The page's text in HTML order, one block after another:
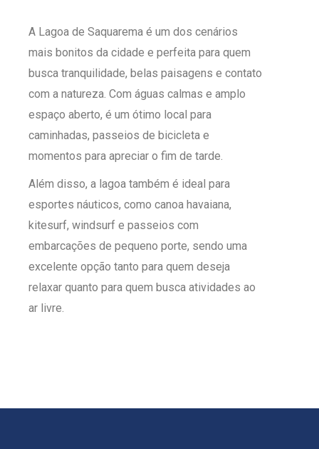
A Lagoa de Saquarema é um dos cenários
mais bonitos da cidade e perfeita para quem
busca tranquilidade, belas paisagens e contato
com a natureza. Com águas calmas e amplo
espaço aberto, é um ótimo local para
caminhadas, passeios de bicicleta e
momentos para apreciar o fim de tarde.
Além disso, a lagoa também é ideal para
esportes náuticos, como canoa havaiana,
kitesurf, windsurf e passeios com
embarcações de pequeno porte, sendo uma
excelente opção tanto para quem deseja
relaxar quanto para quem busca atividades ao
ar livre.